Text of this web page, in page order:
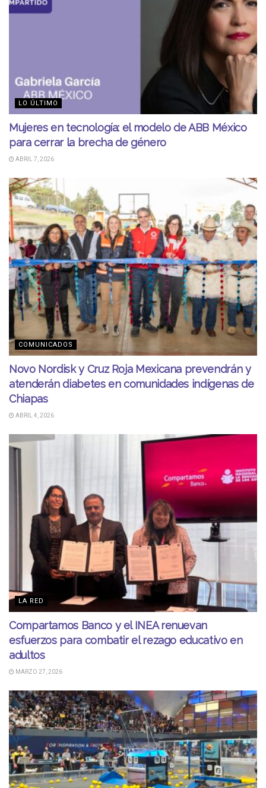
LO ÚLTIMO
Mujeres en tecnología: el modelo de ABB México
para cerrar la brecha de género
ABRIL 7, 2026
COMUNICADOS
Novo Nordisk y Cruz Roja Mexicana prevendrán y
atenderán diabetes en comunidades indígenas de
Chiapas
ABRIL 4, 2026
LA RED
Compartamos Banco y el INEA renuevan
esfuerzos para combatir el rezago educativo en
adultos
MARZO 27, 2026